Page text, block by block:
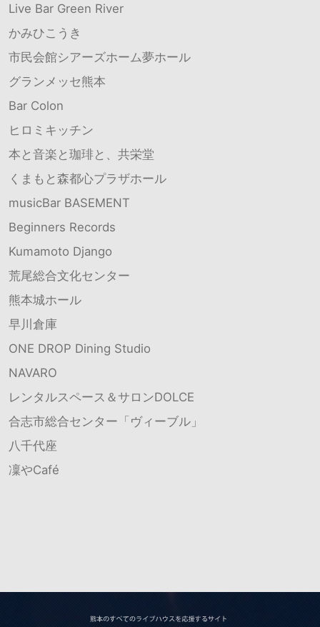
Live Bar Green River
かみひこうき
市民会館シアーズホーム夢ホール
グランメッセ熊本
Bar Colon
ヒロミキッチン
本と音楽と珈琲と、共栄堂
くまもと森都心プラザホール
musicBar BASEMENT
Beginners Records
Kumamoto Django
荒尾総合文化センター
熊本城ホール
早川倉庫
ONE DROP Dining Studio
NAVARO
レンタルスペース＆サロンDOLCE
合志市総合センター「ヴィーブル」
八千代座
凜やCafé